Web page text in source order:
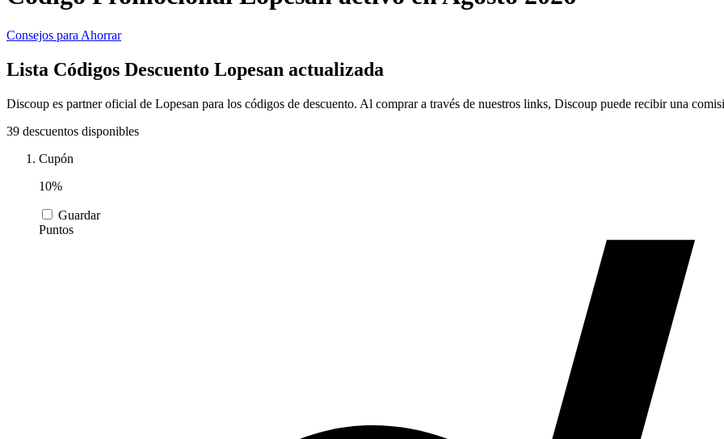
Consejos para Ahorrar
Lista Códigos Descuento Lopesan actualizada
Discoup es partner oficial de Lopesan para los códigos de descuento. Al comprar a través de nuestros links, Discoup puede recibir una
39 descuentos disponibles
Cupón
10%
Guardar
Puntos